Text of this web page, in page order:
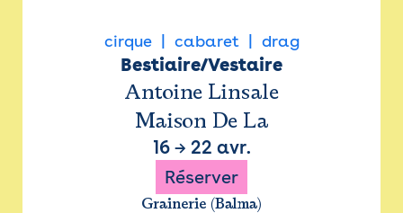
cirque cabaret drag
Bestiaire/Vestaire
Antoine Linsale
Maison De La
16→ 22 avr.
Réserver
Grainerie (Balma)